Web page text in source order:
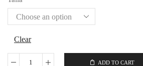
Clear
ADD TO CART